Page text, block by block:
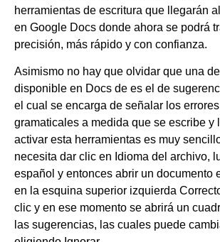
herramientas de escritura que llegarán
en Google Docs donde ahora se podrá
precisión, más rápido y con confianza.
Asimismo no hay que olvidar que una
disponible en Docs de es el de
el cual se encarga de señalar los
gramaticales a medida que se escribe y
activar esta herramientas es muy
necesita dar clic en Idioma del archivo,
español y entonces abrir un documento
en la esquina superior izquierda
clic y en ese momento se abrirá un
las sugerencias, las cuales puede